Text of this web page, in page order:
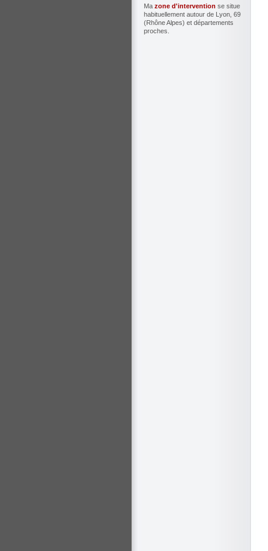
Ma zone d'intervention se situe
habituellement autour de Lyon, 69
(Rhône Alpes) et départements
proches.